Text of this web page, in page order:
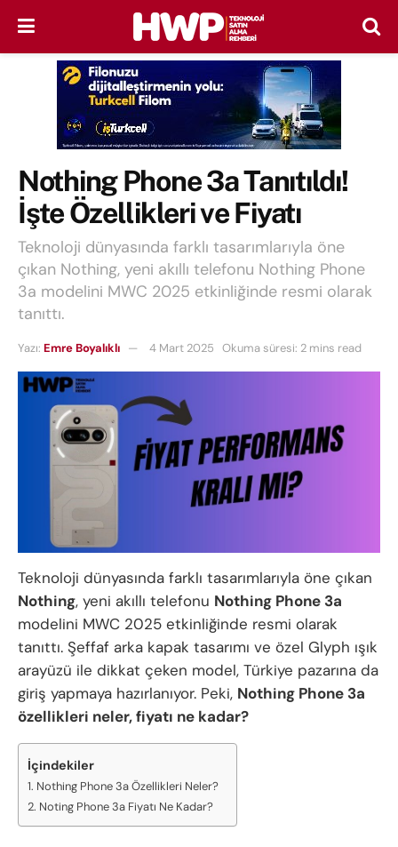
Nothing Phone 3a Tanıtıldı!
İşte Özellikleri ve Fiyatı
Teknoloji dünyasında farklı tasarımlarıyla öne
çıkan Nothing, yeni akıllı telefonu Nothing Phone
3a modelini MWC 2025 etkinliğinde resmi olarak
tanıttı.
Yazı: Emre Boyalıklı 4 Mart 2025 Okuma süresi: 2 mins read
Teknoloji dünyasında farklı tasarımlarıyla öne çıkan
Nothing, yeni akıllı telefonu Nothing Phone 3a
modelini MWC 2025 etkinliğinde resmi olarak
tanıttı. Şeffaf arka kapak tasarımı ve özel Glyph ışık
arayüzü ile dikkat çeken model, Türkiye pazarına da
giriş yapmaya hazırlanıyor. Peki, Nothing Phone 3a
özellikleri neler, fiyatı ne kadar?
İçindekiler
Nothing Phone 3a Özellikleri Neler?
Noting Phone 3a Fiyatı Ne Kadar?